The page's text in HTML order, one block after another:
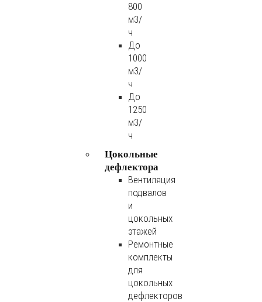
800
м3/
ч
До
1000
м3/
ч
До
1250
м3/
ч
Цокольные
дефлектора
Вентиляция
подвалов
и
цокольных
этажей
Ремонтные
комплекты
для
цокольных
дефлекторов